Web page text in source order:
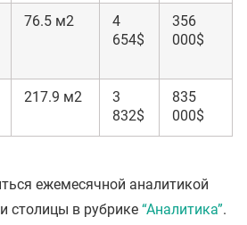
76.5 м2
4
654$
356
000$
217.9 м2
3
832$
835
000$
ежемесячной аналитикой
столицы в рубрике “Аналитика”.